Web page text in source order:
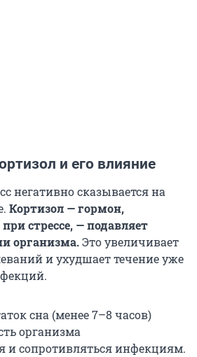
и его влияние
негативно сказывается на
Кортизол — гормон,
стрессе, — подавляет
организма.Это увеличивает
и ухудшает течение уже
сна (менее 7–8 часов)
организма
и сопротивляться инфекциям.